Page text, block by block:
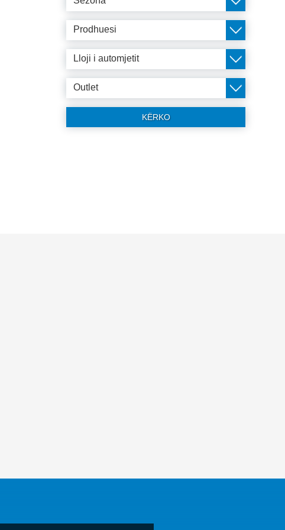
Prodhuesi
Lloji i automjetit
Outlet
KËRKO